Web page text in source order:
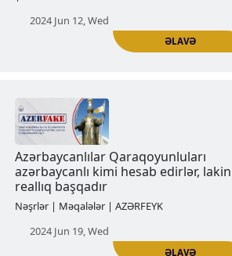
Azərbaycanlılar Füzulini azəri
kimi hesab edirlər, lakin
| AZƏRFEYK
2024 Jun 12, Wed